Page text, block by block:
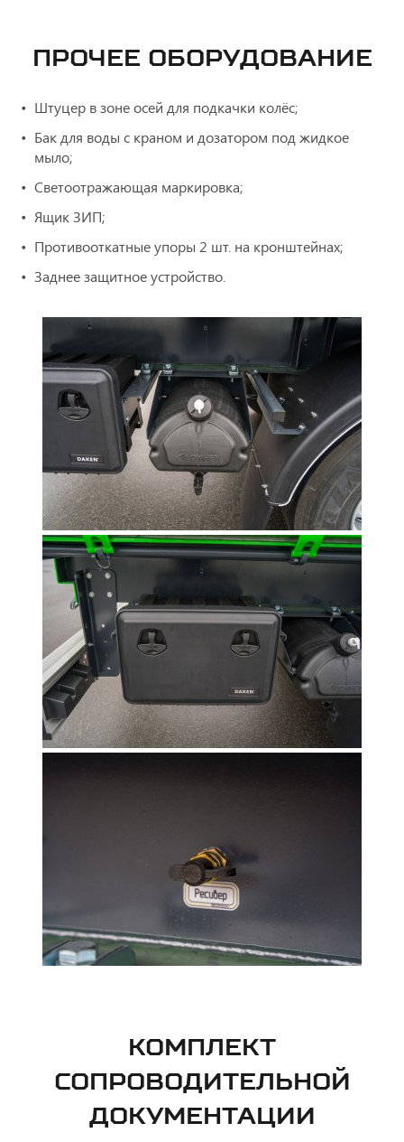
ПРОЧЕЕ ОБОРУДОВАНИЕ
Штуцер в зоне осей для подкачки колёс;
Бак для воды с краном и дозатором под жидкое
мыло;
Светоотражающая маркировка;
Ящик ЗИП;
Противооткатные упоры 2 шт. на кронштейнах;
Заднее защитное устройство.
КОМПЛЕКТ
СОПРОВОДИТЕЛЬНОЙ
ДОКУМЕНТАЦИИ